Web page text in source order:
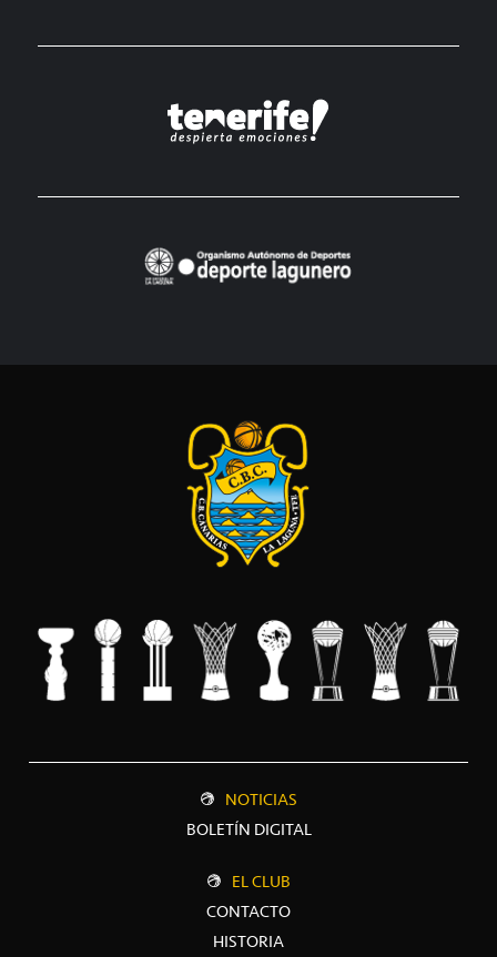
NOTICIAS
BOLETÍN DIGITAL
EL CLUB
CONTACTO
HISTORIA